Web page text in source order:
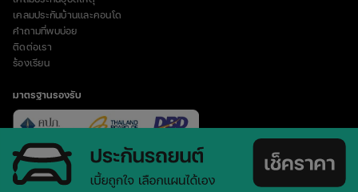
vertical_align_top
เคลมประกันบ้านและคอนโด
คำถามที่พบบ่อย
ติดต่อเรา
ร้องเรียน
มาตรฐานรองรับ
© Copyright 2023 บริษัท อินชัวร์เวิร์ส จำกัด (มหาชน)